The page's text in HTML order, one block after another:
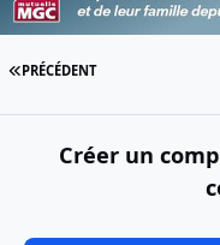
PREMIÈRE PAGE
PRÉCÉDENT
Créer un